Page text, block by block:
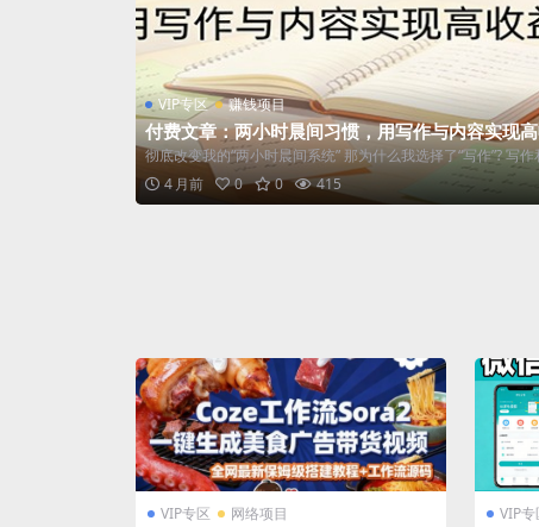
VIP专区 赚钱项目
付费文章：两小时晨间习惯，用写作与内容实现
彻底改变我的“两小时晨间系统” 那为什么我选择了“写作”? 写
4 月前
0 0 415
VIP专区 网络项目 VIP专